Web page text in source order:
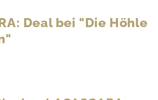
Deal bei "Die Höhle